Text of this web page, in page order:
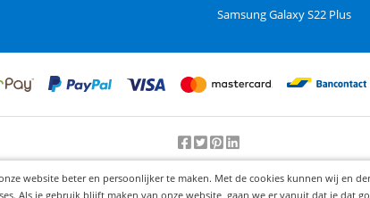
Samsung Galaxy S22 Plus
Beoordeling door klanten:9.2/10-25000beoordelingen
© 2012-2026 Knaak Commerce B.V.
website beter en persoonlijker te maken. Met de cookies kunnen wij en
Als je gebruik blijft maken van onze website, gaan we er vanuit dat je dat